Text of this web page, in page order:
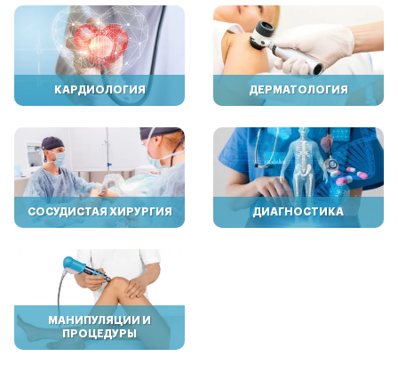
КАРДИОЛОГИЯ ДЕРМАТОЛОГИЯ
СОСУДИСТАЯ ХИРУРГИЯ ДИАГНОСТИКА
МАНИПУЛЯЦИИ И
ПРОЦЕДУРЫ